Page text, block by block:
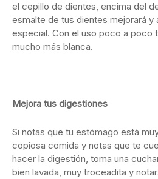
el cepillo de dientes, encima del
esmalte de tus dientes mejorará y
especial. Con el uso poco a poco
mucho más blanca.
Mejora tus digestiones
Si notas que tu estómago está
copiosa comida y notas que te
hacer la digestión, toma una
bien lavada, muy troceadita y